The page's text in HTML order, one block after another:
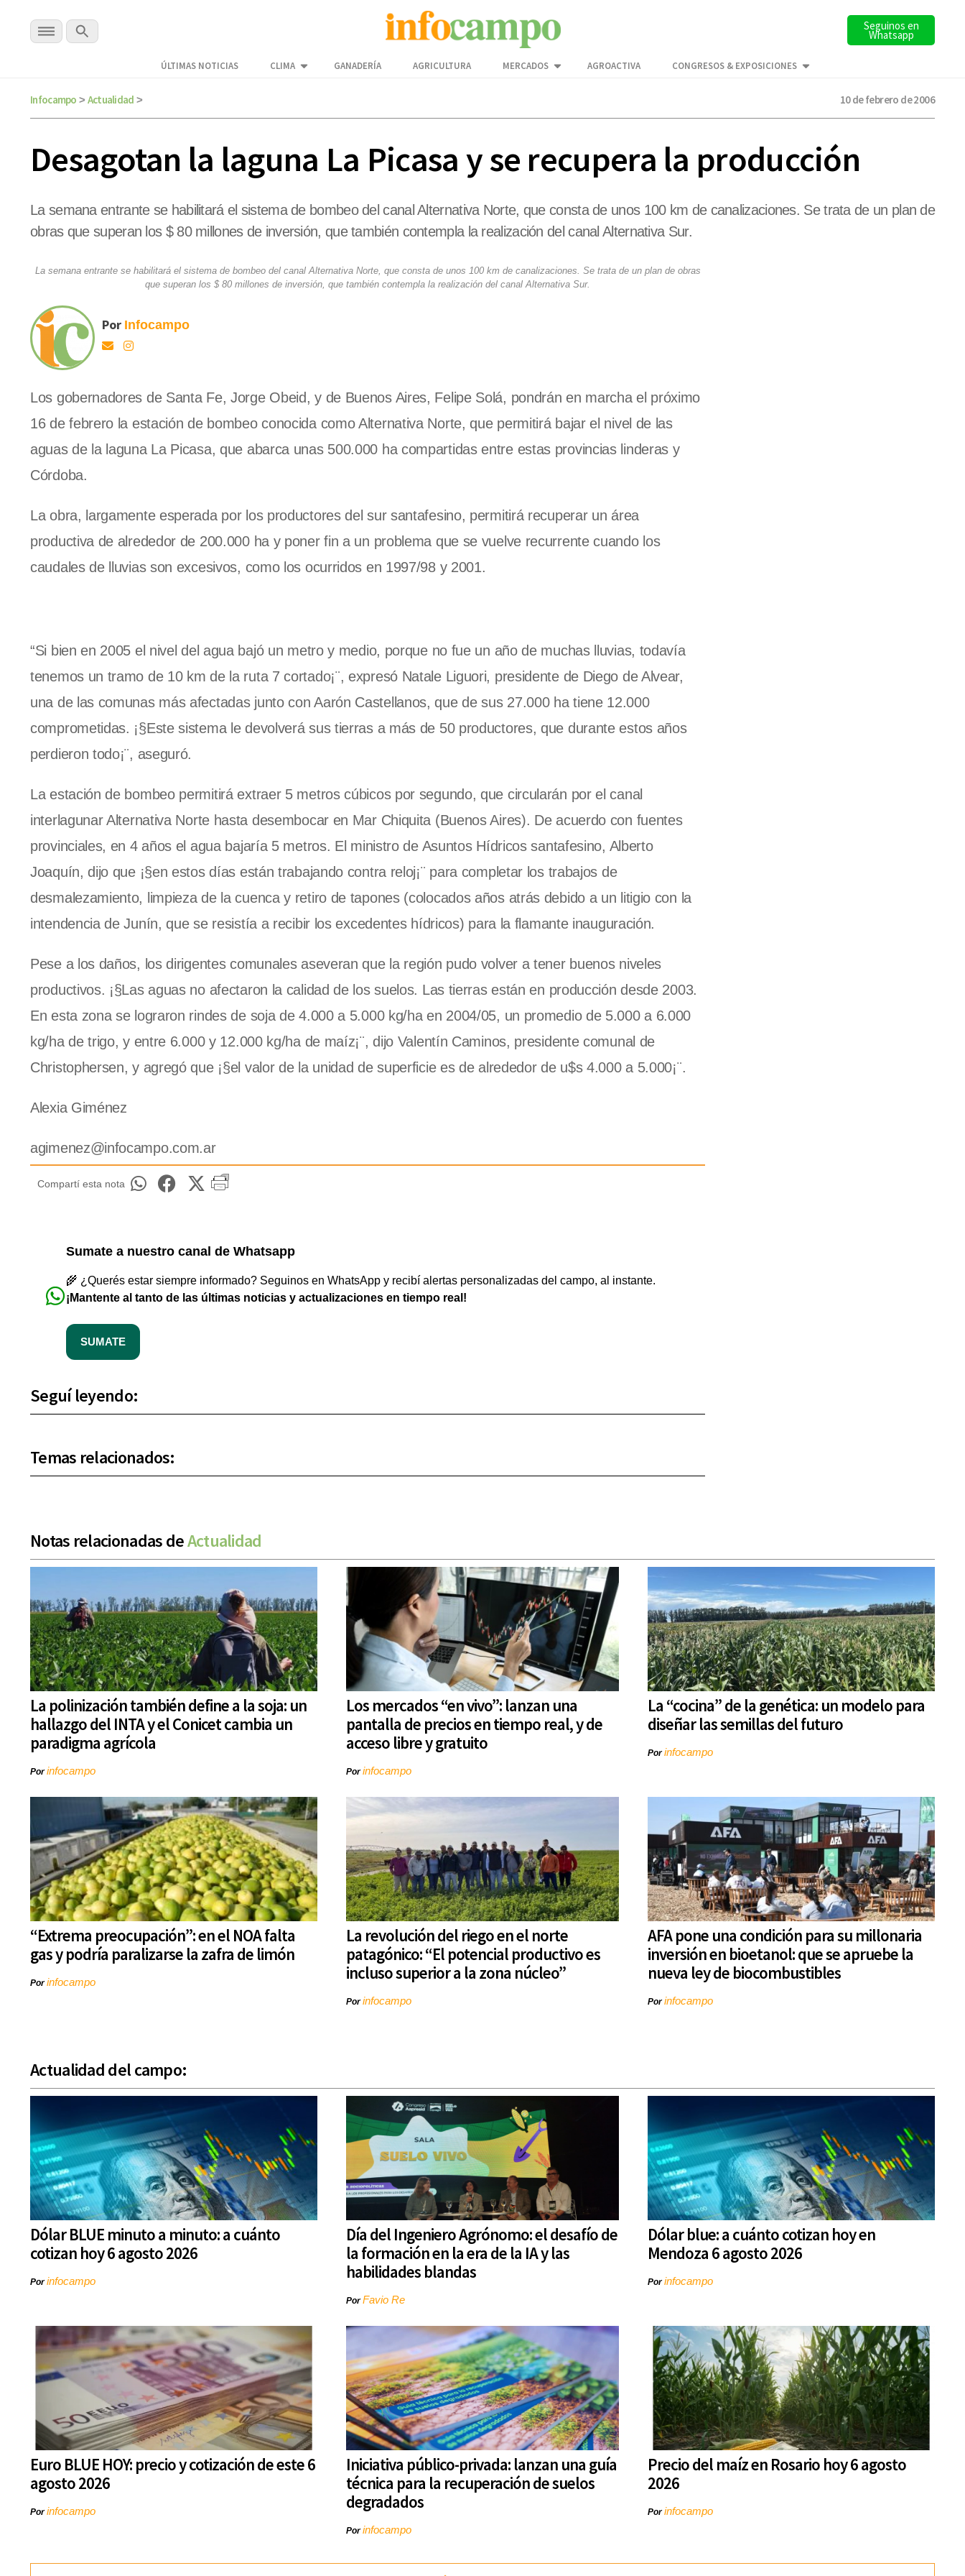
Seguinos en
Whatsapp
ÚLTIMAS NOTICIAS CLIMA GANADERÍA AGRICULTURA MERCADOS AGROACTIVA CONGRESOS & EXPOSICIONES
Infocampo > Actualidad > 10 de febrero de 2006
Desagotan la laguna La Picasa y se recupera la producción
La semana entrante se habilitará el sistema de bombeo del canal Alternativa Norte, que consta de unos 100 km de canalizaciones. Se trata de un plan de
obras que superan los $ 80 millones de inversión, que también contempla la realización del canal Alternativa Sur.
La semana entrante se habilitará el sistema de bombeo del canal Alternativa Norte, que consta de unos 100 km de canalizaciones. Se trata de un plan de obras
que superan los $ 80 millones de inversión, que también contempla la realización del canal Alternativa Sur.
Por Infocampo
Los gobernadores de Santa Fe, Jorge Obeid, y de Buenos Aires, Felipe Solá, pondrán en marcha el próximo
16 de febrero la estación de bombeo conocida como Alternativa Norte, que permitirá bajar el nivel de las
aguas de la laguna La Picasa, que abarca unas 500.000 ha compartidas entre estas provincias linderas y
Córdoba.
La obra, largamente esperada por los productores del sur santafesino, permitirá recuperar un área
productiva de alrededor de 200.000 ha y poner fin a un problema que se vuelve recurrente cuando los
caudales de lluvias son excesivos, como los ocurridos en 1997/98 y 2001.
“Si bien en 2005 el nivel del agua bajó un metro y medio, porque no fue un año de muchas lluvias, todavía
tenemos un tramo de 10 km de la ruta 7 cortado¡¨, expresó Natale Liguori, presidente de Diego de Alvear,
una de las comunas más afectadas junto con Aarón Castellanos, que de sus 27.000 ha tiene 12.000
comprometidas. ¡§Este sistema le devolverá sus tierras a más de 50 productores, que durante estos años
perdieron todo¡¨, aseguró.
La estación de bombeo permitirá extraer 5 metros cúbicos por segundo, que circularán por el canal
interlagunar Alternativa Norte hasta desembocar en Mar Chiquita (Buenos Aires). De acuerdo con fuentes
provinciales, en 4 años el agua bajaría 5 metros. El ministro de Asuntos Hídricos santafesino, Alberto
Joaquín, dijo que ¡§en estos días están trabajando contra reloj¡¨ para completar los trabajos de
desmalezamiento, limpieza de la cuenca y retiro de tapones (colocados años atrás debido a un litigio con la
intendencia de Junín, que se resistía a recibir los excedentes hídricos) para la flamante inauguración.
Pese a los daños, los dirigentes comunales aseveran que la región pudo volver a tener buenos niveles
productivos. ¡§Las aguas no afectaron la calidad de los suelos. Las tierras están en producción desde 2003.
En esta zona se lograron rindes de soja de 4.000 a 5.000 kg/ha en 2004/05, un promedio de 5.000 a 6.000
kg/ha de trigo, y entre 6.000 y 12.000 kg/ha de maíz¡¨, dijo Valentín Caminos, presidente comunal de
Christophersen, y agregó que ¡§el valor de la unidad de superficie es de alrededor de u$s 4.000 a 5.000¡¨.
Alexia Giménez
agimenez@infocampo.com.ar
Compartí esta nota
Sumate a nuestro canal de Whatsapp
🌾 ¿Querés estar siempre informado? Seguinos en WhatsApp y recibí alertas personalizadas del campo, al instante.
¡Mantente al tanto de las últimas noticias y actualizaciones en tiempo real!
SUMATE
Seguí leyendo:
Temas relacionados:
Notas relacionadas deActualidad
La polinización también define a la soja: un
hallazgo del INTA y el Conicet cambia un
paradigma agrícola
Porinfocampo
Los mercados “en vivo”: lanzan una
pantalla de precios en tiempo real, y de
acceso libre y gratuito
Porinfocampo
La “cocina” de la genética: un modelo para
diseñar las semillas del futuro
Porinfocampo
“Extrema preocupación”: en el NOA falta
gas y podría paralizarse la zafra de limón
Porinfocampo
La revolución del riego en el norte
patagónico: “El potencial productivo es
incluso superior a la zona núcleo”
Porinfocampo
AFA pone una condición para su millonaria
inversión en bioetanol: que se apruebe la
nueva ley de biocombustibles
Porinfocampo
Actualidad del campo:
Dólar BLUE minuto a minuto: a cuánto
cotizan hoy 6 agosto 2026
Porinfocampo
Día del Ingeniero Agrónomo: el desafío de
la formación en la era de la IA y las
habilidades blandas
PorFavio Re
Dólar blue: a cuánto cotizan hoy en
Mendoza 6 agosto 2026
Porinfocampo
Euro BLUE HOY: precio y cotización de este 6
agosto 2026
Porinfocampo
Iniciativa público-privada: lanzan una guía
técnica para la recuperación de suelos
degradados
Porinfocampo
Precio del maíz en Rosario hoy 6 agosto
2026
Porinfocampo